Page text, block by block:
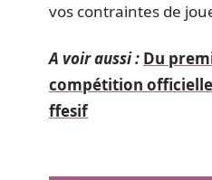
vos contraintes de
A voir aussi : Du
compétition
ffesif